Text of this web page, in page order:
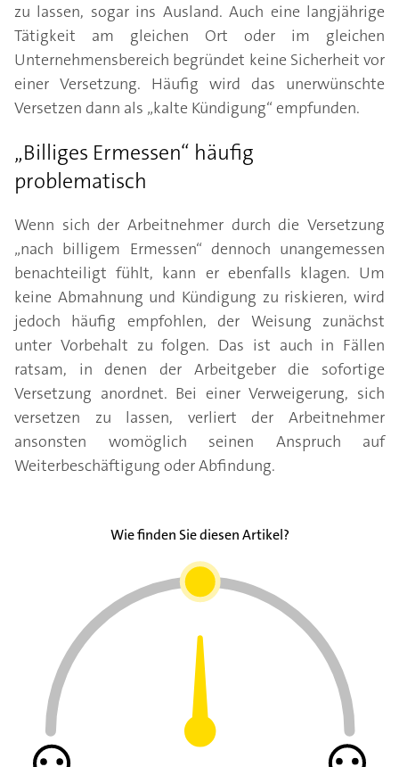
zu lassen, sogar ins Ausland. Auch eine langjährige
Tätigkeit am gleichen Ort oder im gleichen
Unternehmensbereich begründet keine Sicherheit vor
einer Versetzung. Häufig wird das unerwünschte
Versetzen dann als „kalte Kündigung“ empfunden.
„Billiges Ermessen“ häufig
problematisch
Wenn sich der Arbeitnehmer durch die Versetzung
„nach billigem Ermessen“ dennoch unangemessen
benachteiligt fühlt, kann er ebenfalls klagen. Um
keine Abmahnung und Kündigung zu riskieren, wird
jedoch häufig empfohlen, der Weisung zunächst
unter Vorbehalt zu folgen. Das ist auch in Fällen
ratsam, in denen der Arbeitgeber die sofortige
Versetzung anordnet. Bei einer Verweigerung, sich
versetzen zu lassen, verliert der Arbeitnehmer
ansonsten womöglich seinen Anspruch auf
Weiterbeschäftigung oder Abfindung.
Wie finden Sie diesen Artikel?